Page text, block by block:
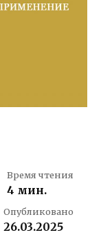
Время чтения
4 мин.
Опубликовано
26.03.2025